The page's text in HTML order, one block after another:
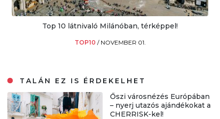
Top 10 látnivaló Milánóban, térképpel!
TOP10 / NOVEMBER 01.
TALÁN EZ IS ÉRDEKELHET
Őszi városnézés Európában
– nyerj utazós ajándékokat a
CHERRISK-kel!